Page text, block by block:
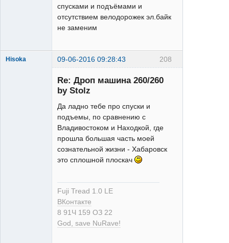
спусками и подъёмами и
отсутствием велодорожек эл.байк
не заменим
208
Hisoka 09-06-2016 09:28:43
Re: Дроп машина 260/260
by Stolz
Да ладно тебе про спуски и
подъемы, по сравнению с
Владивостоком и Находкой, где
прошла большая часть моей
сознательной жизни - Хабаровск
это сплошной плоскач
Fuji Tread 1.0 LE
ВКонтакте
8 91Ч 159 ОЗ 22
God, save NuRave!